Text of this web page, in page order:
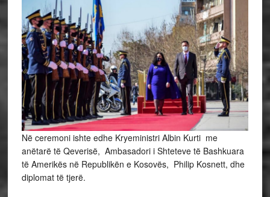
Në ceremoni ishte edhe Kryeministri Albin Kurti me
anëtarë të Qeverisë, Ambasadori i Shteteve të Bashkuara
të Amerikës në Republikën e Kosovës, Philip Kosnett, dhe
diplomat të tjerë.